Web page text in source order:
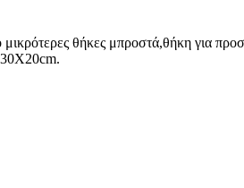
θήκες μπροστά,θήκη για